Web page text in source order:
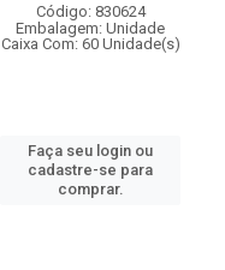
Código: 830624
Embalagem: Unidade
Caixa Com: 60 Unidade(s)
Faça seu login ou
cadastre-se para
comprar.